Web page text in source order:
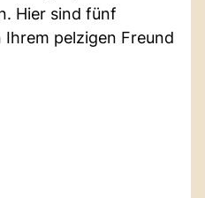
Hier sind fünf
pelzigen Freund